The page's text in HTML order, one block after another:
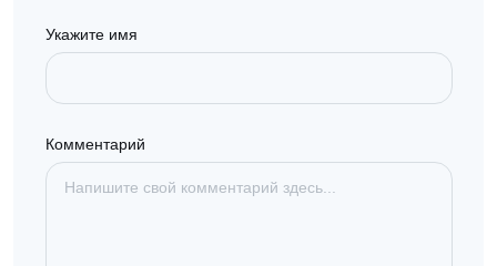
Укажите имя
Комментарий